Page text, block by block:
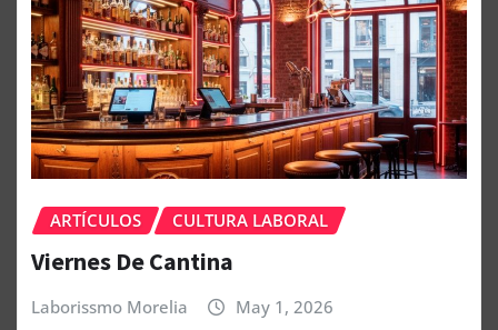
ARTÍCULOS CULTURA LABORAL
Viernes De Cantina
Laborissmo Morelia May 1, 2026